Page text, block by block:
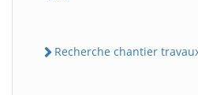
Recherche chantier travaux